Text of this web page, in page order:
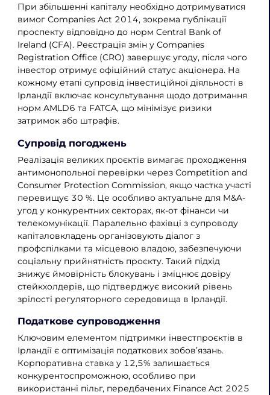
При збільшенні капіталу необхідно дотримуватися
вимог Companies Act 2014, зокрема публікації
проспекту відповідно до норм Central Bank of
Ireland (CFA). Реєстрація змін у Companies
Registration Office (CRO) завершує угоду, після чого
інвестор отримує офіційний статус акціонера. На
кожному етапі супровід інвестиційної діяльності в
Ірландії включає консультування щодо дотримання
норм AMLD6 та FATCA, що мінімізує ризики
затримок або штрафів.
Супровід погоджень
Реалізація великих проєктів вимагає проходження
антимонопольної перевірки через Competition and
Consumer Protection Commission, якщо частка участі
перевищує 30 %. Це особливо актуальне для M&A-
угод у конкурентних секторах, як-от фінанси чи
телекомунікації. Паралельно фахівці з супроводу
капіталовкладень організовують діалог з
профспілками та місцевою владою, забезпечуючи
соціальну прийнятність проєкту. Такий підхід
знижує ймовірність блокувань і зміцнює довіру
стейкхолдерів, що підтверджує високий рівень
зрілості регуляторного середовища в Ірландії.
Податкове супроводження
Ключовим елементом підтримки інвестпроєктів в
Ірландії є оптимізація податкових зобов’язань.
Корпоративна ставка у 12,5% залишається
конкурентоспроможною, особливо при
використанні пільг, передбачених Finance Act 2025